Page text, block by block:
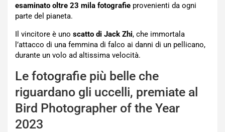
esaminato oltre 23 mila fotografie provenienti da ogni
parte del pianeta.
Il vincitore è uno scatto di Jack Zhi, che immortala
l’attacco di una femmina di falco ai danni di un pellicano,
durante un volo ad altissima velocità.
Le fotografie più belle che
riguardano gli uccelli, premiate al
Bird Photographer of the Year
2023